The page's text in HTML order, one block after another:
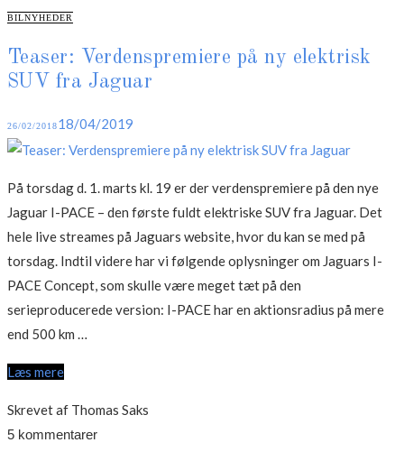
CATEGORIES
BILNYHEDER
Teaser: Verdenspremiere på ny elektrisk
SUV fra Jaguar
Posted
on
26/02/201818/04/2019
På torsdag d. 1. marts kl. 19 er der verdenspremiere på den nye
Jaguar I-PACE – den første fuldt elektriske SUV fra Jaguar. Det
hele live streames på Jaguars website, hvor du kan se med på
torsdag. Indtil videre har vi følgende oplysninger om Jaguars I-
PACE Concept, som skulle være meget tæt på den
serieproducerede version: I-PACE har en aktionsradius på mere
end 500 km …
ny
elektrisk
Læs mere
Skrevet af Thomas Saks
5 kommentarer